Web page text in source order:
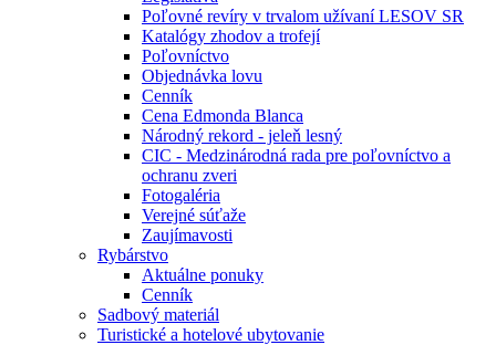
Poľovné revíry v trvalom užívaní LESOV SR
Katalógy zhodov a trofejí
Poľovníctvo
Objednávka lovu
Cenník
Cena Edmonda Blanca
Národný rekord - jeleň lesný
CIC - Medzinárodná rada pre poľovníctvo a
ochranu zveri
Fotogaléria
Verejné súťaže
Zaujímavosti
Rybárstvo
Aktuálne ponuky
Cenník
Sadbový materiál
Turistické a hotelové ubytovanie